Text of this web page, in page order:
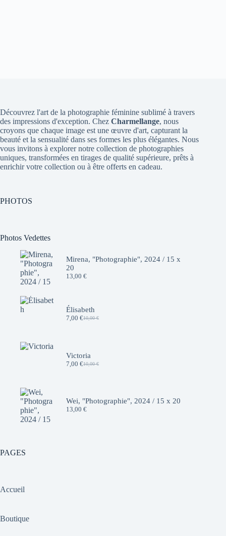
Découvrez l'art de la photographie féminine sublimé à travers
des impressions d'exception. Chez Charmellange, nous
croyons que chaque image est une œuvre d'art, capturant la
beauté et la sensualité dans ses formes les plus élégantes. Nous
vous invitons à explorer notre collection de photographies
uniques, transformées en tirages de qualité supérieure, prêts à
enrichir votre collection ou à être offerts en cadeau.
PHOTOS
Photos Vedettes
Mirena, "Photographie", 2024 / 15 x
20
13,00 €
Élisabeth
10,00€
Le
10,00 €.
7,00 €Le
7,00 €.
Victoria
10,00€
Le
10,00 €.
7,00 €Le
7,00 €.
Wei, "Photographie", 2024 / 15 x 20
13,00 €
PAGES
Accueil
Boutique